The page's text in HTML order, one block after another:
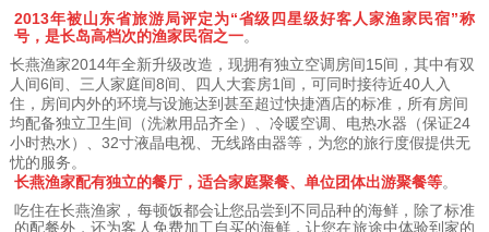
2013年被山东省旅游局评定为“省级四星级好客人家渔家民宿”称
号，是长岛高档次的渔家民宿之一。
长燕渔家2014年全新升级改造，现拥有独立空调房间15间，其中有双
人间6间、三人家庭间8间、四人大套房1间，可同时接待近40人入
住，房间内外的环境与设施达到甚至超过快捷酒店的标准，所有房间
均配备独立卫生间（洗漱用品齐全）、冷暖空调、电热水器（保证24
小时热水）、32寸液晶电视、无线路由器等，为您的旅行度假提供无
忧的服务。
长燕渔家配有独立的餐厅，适合家庭聚餐、单位团体出游聚餐等。
吃住在长燕渔家，每顿饭都会让您品尝到不同品种的海鲜，除了标准
的配餐外，还为客人免费加工自买的海鲜，让您在旅途中体验到家的